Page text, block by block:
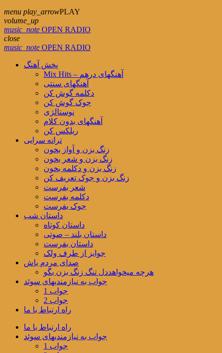
menu play_arrowPLAY
volume_up
music_note OPEN RADIO
close
music_note OPEN RADIO
پخش آهنگ
Mix Hits – آهنگهای درهم
آهنگهای سنتی
دکلمه گوش کن
جوک گوش کن
نوستالژی
آهنگهای بدون کلام
ریلکس کن
ترانه سرایی
زنگ بزن و آواز بخون
زنگ بزن و شعر بخون
زنگ بزن و دکلمه بخون
زنگ بزن و جوک تعریف کن
شعر بفرست
دکلمه بفرست
جوک بفرست
داستان شب
داستان کوتاه
داستان بلند – صوتی
داستان بفرست
جوایز از طرف ولک
صدای مردم باش
هرچه میخواهددل تنگ زنگ بزن بگو
جواب به نیازمندیهای سوئد
جواب 1
جواب 2
راه ارتباط با ما
راه ارتباط با ما
جواب به نیازمندیهای سوئد
جواب 1